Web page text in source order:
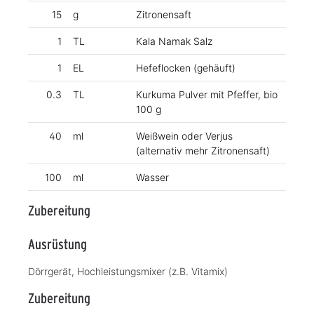
15 g Zitronensaft
1 TL Kala Namak Salz
1 EL Hefeflocken (gehäuft)
0.3 TL
Kurkuma Pulver mit Pfeffer, bio
100 g
40 ml
Weißwein oder Verjus
(alternativ mehr Zitronensaft)
100 ml Wasser
Zubereitung
Ausrüstung
Dörrgerät, Hochleistungsmixer (z.B. Vitamix)
Zubereitung